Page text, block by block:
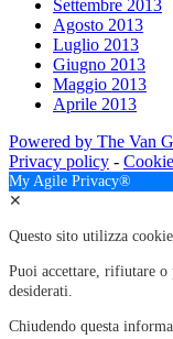
Settembre 2013
Agosto 2013
Luglio 2013
Giugno 2013
Maggio 2013
Aprile 2013
Powered by The Van
Privacy policy -
My Agile Privacy®
✕
Questo sito utilizza
Puoi accettare, rifiutare o
desiderati.
Chiudendo questa